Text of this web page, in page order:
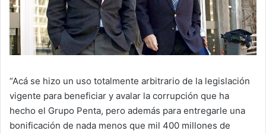
“Acá se hizo un uso totalmente arbitrario de la legislación
vigente para beneficiar y avalar la corrupción que ha
hecho el Grupo Penta, pero además para entregarle una
bonificación de nada menos que mil 400 millones de